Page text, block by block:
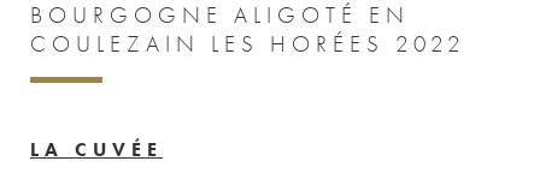
BOURGOGNE ALIGOTÉ EN
COULEZAIN LES HORÉES 2022
LA CUVÉE